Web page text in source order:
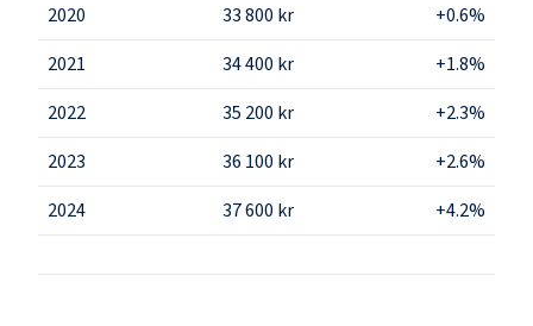
2020
33 800 kr
+0.6%
2021
34 400 kr
+1.8%
2022
35 200 kr
+2.3%
2023
36 100 kr
+2.6%
2024
37 600 kr +4.2%